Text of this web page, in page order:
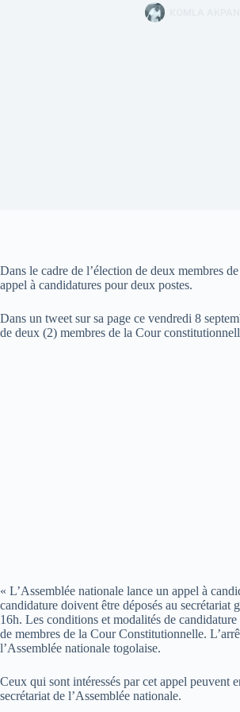
Dans le cadre de l’élection de deux membres
appel à candidatures pour deux postes.
Dans un tweet sur sa page ce vendredi 8
de deux (2) membres de la Cour
« L’Assemblée nationale lance un appel à
candidature doivent être déposés au
16h. Les conditions et modalités de
de membres de la Cour Constitutionnelle.
l’Assemblée nationale togolaise.
Ceux qui sont intéressés par cet appel
secrétariat de l’Assemblée nationale.